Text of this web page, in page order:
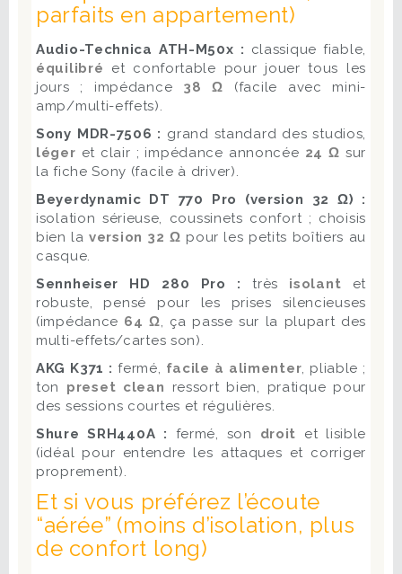
parfaits en appartement)
Audio-Technica ATH-M50x : classique fiable,
équilibré et confortable pour jouer tous les
jours ; impédance 38 Ω (facile avec mini-
amp/multi-effets).
Sony MDR-7506 : grand standard des studios,
léger et clair ; impédance annoncée 24 Ω sur
la fiche Sony (facile à driver).
Beyerdynamic DT 770 Pro (version 32 Ω) :
isolation sérieuse, coussinets confort ; choisis
bien laversion 32 Ω pour les petits boîtiers au
casque.
Sennheiser HD 280 Pro :très isolant et
robuste, pensé pour les prises silencieuses
(impédance 64 Ω, ça passe sur la plupart des
multi-effets/cartes son).
AKG K371 :fermé, facile à alimenter, pliable ;
ton preset clean ressort bien, pratique pour
des sessions courtes et régulières.
Shure SRH440A : fermé, son droit et lisible
(idéal pour entendre les attaques et corriger
proprement).
Et si vous préférez l’écoute
“aérée” (moins d’isolation, plus
de confort long)